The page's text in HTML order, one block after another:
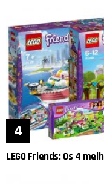
LEGO Friends: Os 4